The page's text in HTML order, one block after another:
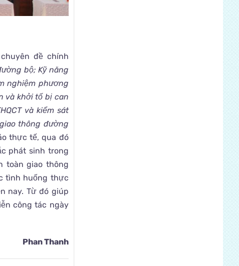
đề chính
bộ; Kỹ năng
nghiệm phương
và khởi tố bị can
và kiểm sát
thông đường
thực tế, qua đó
phát sinh trong
toàn giao thông
tình huống thực
nay. Từ đó giúp
công tác ngày
Phan Thanh